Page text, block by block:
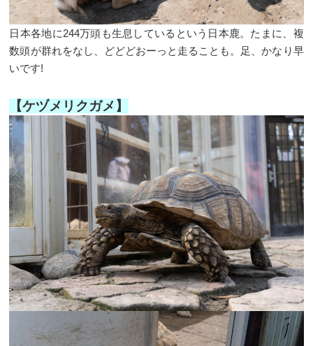
日本各地に244万頭も生息しているという日本鹿。たまに、複
数頭が群れをなし、どどどおーっと走ることも。足、かなり早
いです!
【ケヅメリクガメ】